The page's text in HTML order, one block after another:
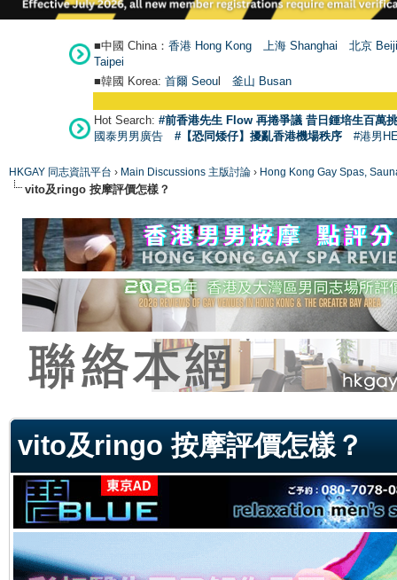
■中國 China： 香港 Hong Kong 上海 Shanghai
北京
Taipei
■韓國 Korea: 首爾 Seoul 釜山 Busan
Hot Search: #前香港先生 Flow 再捲爭議 昔日鍾培生百萬
國泰男男廣告
#【恐同矮仔】擾亂香港機場秩序 #港男
HKGAY 同志資訊平台 › Main Discussions 主版討論 › Hong Kong Gay Spas,
vito及ringo 按摩評價怎樣？
vito及ringo 按摩評價怎樣？